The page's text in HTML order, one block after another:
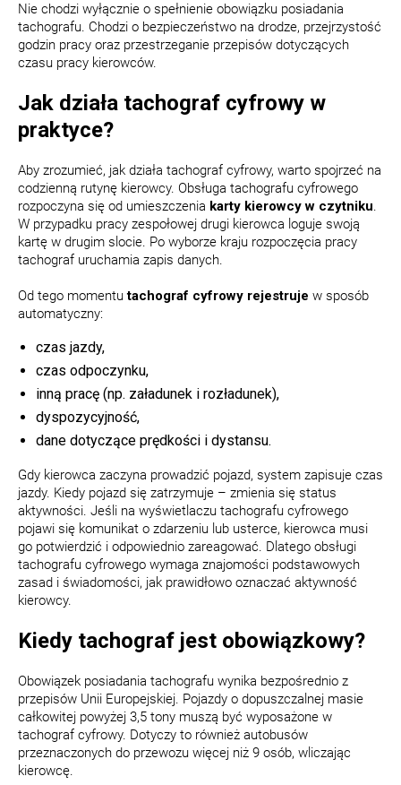
Nie chodzi wyłącznie o spełnienie obowiązku posiadania
tachografu. Chodzi o bezpieczeństwo na drodze, przejrzystość
godzin pracy oraz przestrzeganie przepisów dotyczących
czasu pracy kierowców.
Jak działa tachograf cyfrowy w
praktyce?
Aby zrozumieć, jak działa tachograf cyfrowy, warto spojrzeć na
codzienną rutynę kierowcy. Obsługa tachografu cyfrowego
rozpoczyna się od umieszczenia karty kierowcy w czytniku.
W przypadku pracy zespołowej drugi kierowca loguje swoją
kartę w drugim slocie. Po wyborze kraju rozpoczęcia pracy
tachograf uruchamia zapis danych.
Od tego momentutachograf cyfrowy rejestruje w sposób
automatyczny:
czas jazdy,
czas odpoczynku,
inną pracę (np. załadunek i rozładunek),
dyspozycyjność,
dane dotyczące prędkości i dystansu.
Gdy kierowca zaczyna prowadzić pojazd, system zapisuje czas
jazdy. Kiedy pojazd się zatrzymuje – zmienia się status
aktywności. Jeśli na wyświetlaczu tachografu cyfrowego
pojawi się komunikat o zdarzeniu lub usterce, kierowca musi
go potwierdzić i odpowiednio zareagować. Dlatego obsługi
tachografu cyfrowego wymaga znajomości podstawowych
zasad i świadomości, jak prawidłowo oznaczać aktywność
kierowcy.
Kiedy tachograf jest obowiązkowy?
Obowiązek posiadania tachografu wynika bezpośrednio z
przepisów Unii Europejskiej. Pojazdy o dopuszczalnej masie
całkowitej powyżej 3,5 tony muszą być wyposażone w
tachograf cyfrowy. Dotyczy to również autobusów
przeznaczonych do przewozu więcej niż 9 osób, wliczając
kierowcę.